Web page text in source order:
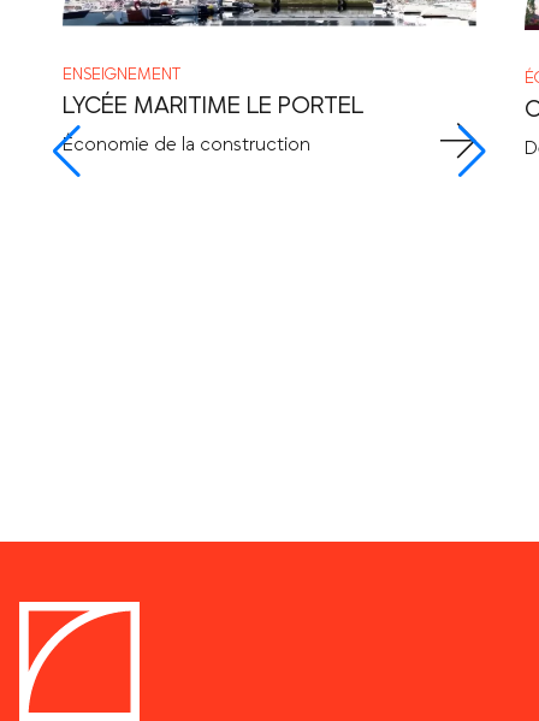
ENSEIGNEMENT
LYCÉE MARITIME LE PORTEL
Économie de la construction